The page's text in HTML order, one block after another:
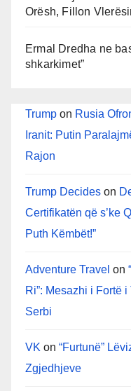
Orësh, Fillon
Ermal Dredha ne
shkarkimet”
Trump on Rusia
Iranit: Putin
Rajon
Trump Decides on
Certifikatën që s’ke
Puth Këmbët!”
Adventure Travel on
Ri”: Mesazhi i Fortë
Serbi
VK on “Furtunë”
Zgjedhjeve